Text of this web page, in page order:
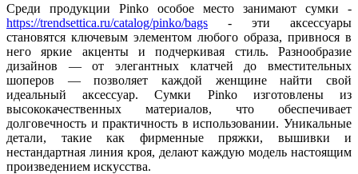
Среди продукции Pinko особое место занимают сумки -
https://trendsettica.ru/catalog/pinko/bags - эти аксессуары
становятся ключевым элементом любого образа, привнося в
него яркие акценты и подчеркивая стиль. Разнообразие
дизайнов — от элегантных клатчей до вместительных
шоперов — позволяет каждой женщине найти свой
идеальный аксессуар. Сумки Pinko изготовлены из
высококачественных материалов, что обеспечивает
долговечность и практичность в использовании. Уникальные
детали, такие как фирменные пряжки, вышивки и
нестандартная линия кроя, делают каждую модель настоящим
произведением искусства.